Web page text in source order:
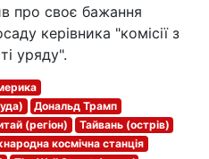
про своє бажання
керівника "комісії з
уряду".
Дональд Трамп
(регіон)
Тайвань (острів)
космічна станція